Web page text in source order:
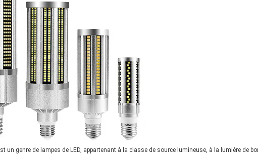
un genre de lampes de LED, appartenant à la classe de source lumineuse, à la lumière de